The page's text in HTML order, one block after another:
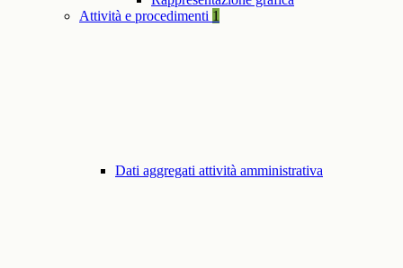
Attività e procedimenti 1
Dati aggregati attività amministrativa